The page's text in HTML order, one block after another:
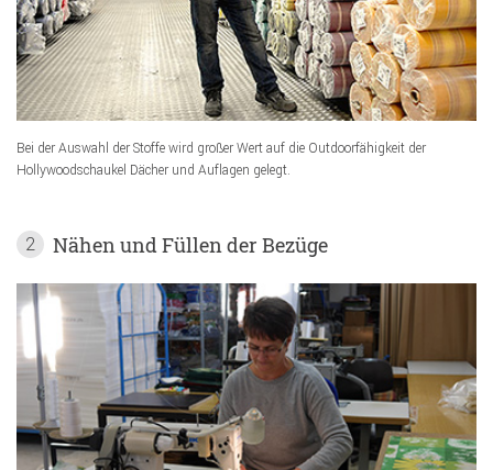
Bei der Auswahl der Stoffe wird großer Wert auf die Outdoorfähigkeit der
Hollywoodschaukel Dächer und Auflagen gelegt.
2 Nähen und Füllen der Bezüge